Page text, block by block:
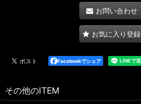
お問い合わせ
お気に入り登録
Facebookでシェア
その他のITEM